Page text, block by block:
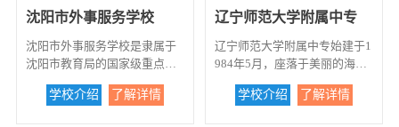
教职工448名，其中专业教师14
5人，有研究生学历的88人，
高、中级教师比例达75%以
上。学校全日制中职教育在校
近3000人，办学规模达万人以
大连市，新校区位于大连北黄
海经济区——大连市庄河，这
里山青水绿，钟灵毓秀；这里
碧海蓝天、风光旎丽；这里环
境宜学宜居。新校区占地面积7
沈阳市外事服务学校
沈阳市外事服务学校是隶属于
沈阳市教育局的国家级重点中
等职业学校。建校23年来，为
社会输送了万余名合格毕业
学校介绍 了解详情
辽宁师范大学附属中专
辽宁师范大学附属中专始建于1
984年5月，座落于美丽的海滨
城市大连——辽宁师范大学校
园内，是全国为数不多的在大
学校介绍 了解详情